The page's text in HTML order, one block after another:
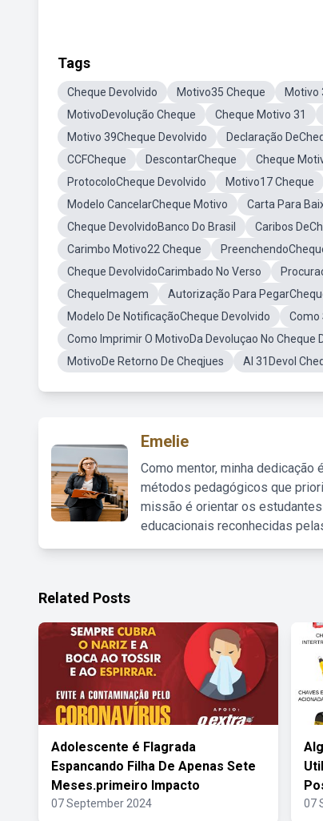
Tags
Cheque Devolvido Motivo35 Cheque Motivo
MotivoDevolução Cheque
Cheque Motivo 31
Motivo 39Cheque Devolvido
Declaração
CCFCheque
DescontarCheque Cheque
ProtocoloCheque Devolvido
Motivo17 Cheque
Modelo CancelarCheque Motivo
Carta Para
Cheque DevolvidoBanco Do Brasil
Caribos
Carimbo Motivo22 Cheque
Cheque DevolvidoCarimbado No Verso
ChequeImagem
Autorização Para
Modelo De NotificaçãoCheque Devolvido
Como
Como Imprimir O MotivoDa Devoluçao No Cheque
MotivoDe Retorno De Cheqjues
Al 31Devol
Emelie
Como mentor, minha
métodos pedagógicos que
missão é orientar os
educacionais reconhecidas
Related Posts
Adolescente é Flagrada
Espancando Filha De Apenas Sete
Meses.primeiro Impacto
07 September 2024 07